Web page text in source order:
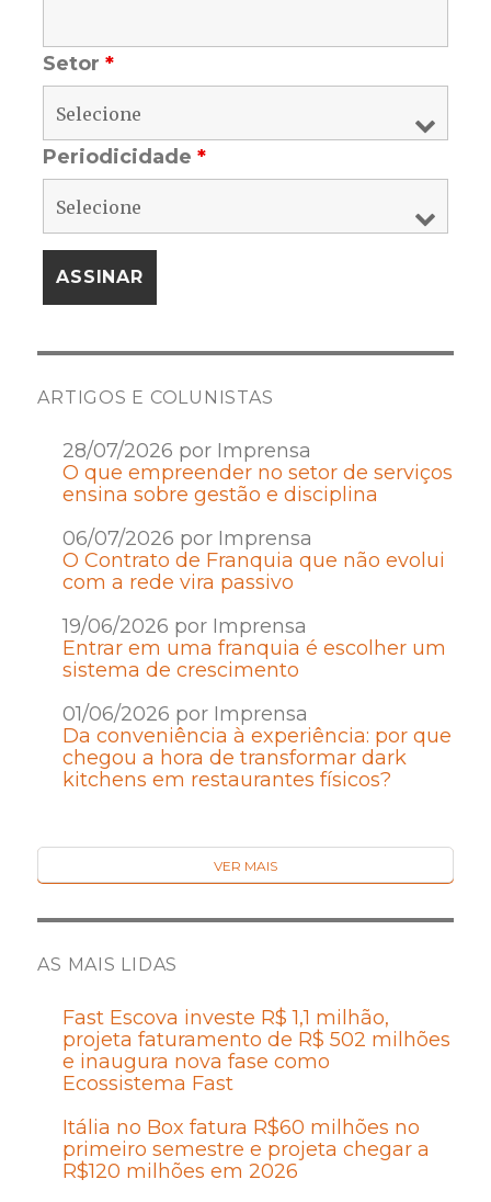
Setor*
Periodicidade*
ARTIGOS E COLUNISTAS
28/07/2026 por Imprensa
O que empreender no setor de serviços
ensina sobre gestão e disciplina
06/07/2026 por Imprensa
O Contrato de Franquia que não evolui
com a rede vira passivo
19/06/2026 por Imprensa
Entrar em uma franquia é escolher um
sistema de crescimento
01/06/2026 por Imprensa
Da conveniência à experiência: por que
chegou a hora de transformar dark
kitchens em restaurantes físicos?
VER MAIS
AS MAIS LIDAS
Fast Escova investe R$ 1,1 milhão,
projeta faturamento de R$ 502 milhões
e inaugura nova fase como
Ecossistema Fast
Itália no Box fatura R$60 milhões no
primeiro semestre e projeta chegar a
R$120 milhões em 2026